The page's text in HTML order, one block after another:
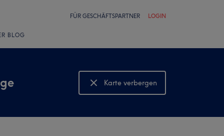
FÜR GESCHÄFTSPARTNER LOGIN
BLOG
Karte verbergen
Karte anzeigen